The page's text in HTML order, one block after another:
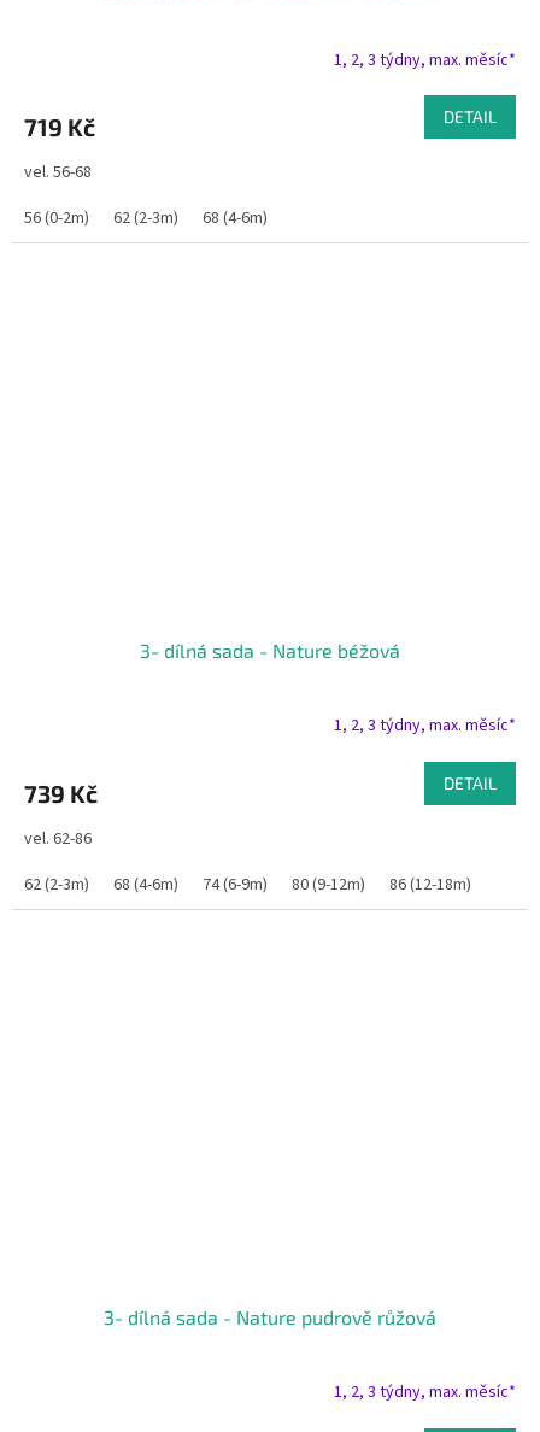
1, 2, 3 týdny, max. měsíc*
719 Kč DETAIL
vel. 56-68
56 (0-2m)
62 (2-3m) 68 (4-6m)
3- dílná sada - Nature béžová
1, 2, 3 týdny, max. měsíc*
739 Kč DETAIL
vel. 62-86
62 (2-3m)
68 (4-6m) 74 (6-9m) 80 (9-12m) 86 (12-18m)
3- dílná sada - Nature pudrově růžová
1, 2, 3 týdny, max. měsíc*